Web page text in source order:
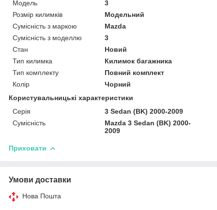
Модель
3
Розмір килимків
Модельний
Сумісність з маркою
Mazda
Сумісність з моделлю
3
Стан
Новий
Тип килимка
Килимок багажника
Тип комплекту
Повний комплект
Колір
Чорний
Користувальницькі характеристики
Серія
3 Sedan (BK) 2000-2009
Сумісність
Mazda 3 Sedan (BK) 2000-
2009
Приховати
Умови доставки
Нова Пошта